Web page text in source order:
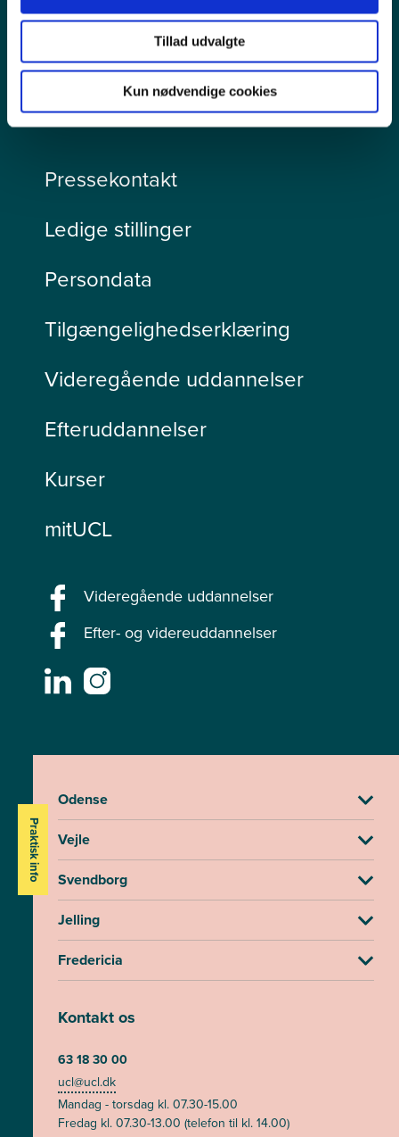
Tillad udvalgte
Kun nødvendige cookies
Pressekontakt
Ledige stillinger
Persondata
Tilgængelighedserklæring
Videregående uddannelser
Efteruddannelser
Kurser
mitUCL
Videregående uddannelser
Efter- og videreuddannelser
Praktisk info
Odense
Vejle
Svendborg
Jelling
Fredericia
Kontakt os
63 18 30 00
ucl@ucl.dk
Mandag - torsdag kl. 07.30-15.00
Fredag kl. 07.30-13.00 (telefon til kl. 14.00)